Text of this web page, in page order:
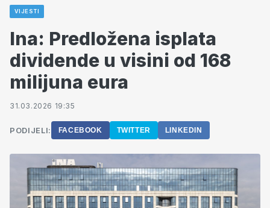
VIJESTI
Ina: Predložena isplata
dividende u visini od 168
milijuna eura
31.03.2026 19:35
PODIJELI: FACEBOOK TWITTER LINKEDIN